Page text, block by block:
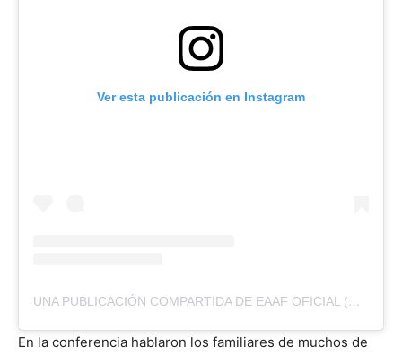
Ver esta publicación en Instagram
UNA PUBLICACIÓN COMPARTIDA DE EAAF OFICIAL (@EAAFOFICIAL)
En la conferencia hablaron los familiares de muchos de